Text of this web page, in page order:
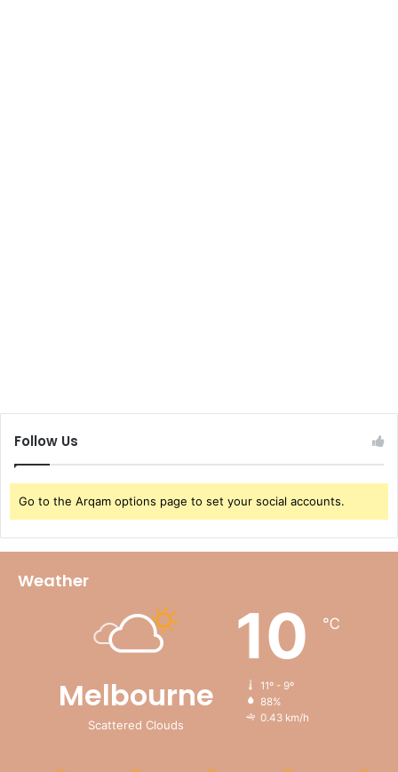
Follow Us
Go to the Arqam options page to set your social accounts.
Weather
Melbourne
Scattered Clouds
10 ℃
11º - 9º
88%
0.43 km/h